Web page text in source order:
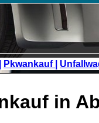
Pkwankauf |
in